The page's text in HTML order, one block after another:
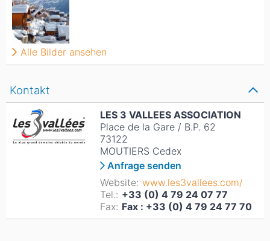
Kontakt
LES 3 VALLEES ASSOCIATION
Place de la Gare / B.P. 62
73122
MOUTIERS Cedex
Anfrage senden
Website: www.les3vallees.com/
Tel.: +33 (0) 4 79 24 07 77
Fax: Fax : +33 (0) 4 79 24 77 70
Alle Bilder ansehen